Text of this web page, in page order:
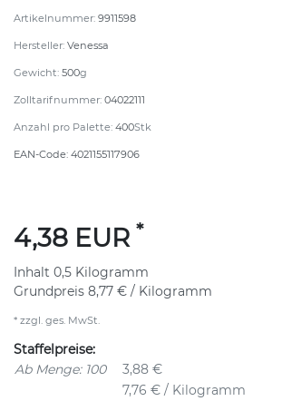
Artikelnummer: 9911598
Hersteller: Venessa
Gewicht: 500g
Zolltarifnummer: 04022111
Anzahl pro Palette: 400Stk
EAN-Code: 4021155117906
4,38 EUR *
Inhalt 0,5 Kilogramm
Grundpreis 8,77 € / Kilogramm
* zzgl. ges. MwSt.
Staffelpreise:
Ab Menge: 100
3,88 €
7,76 € / Kilogramm